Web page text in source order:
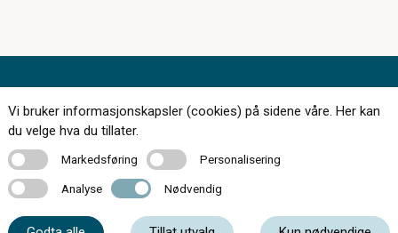
168 butikker over hele landet
Bestill synstest
Finn butikk
Vi bruker informasjonskapsler (cookies) på sidene våre. Her kan
du velge hva du tillater.
MarkedsføringMarkedsføring PersonaliseringPersonalisering
Analyse Analyse Nødvendig Nødvendig